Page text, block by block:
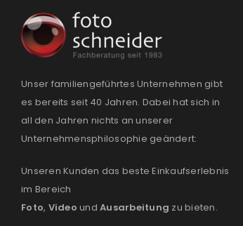
Unser familiengeführtes Unternehmen gibt
es bereits seit 40 Jahren. Dabei hat sich in
all den Jahren nichts an unserer
Unternehmensphilosophie geändert:
Unseren Kunden das beste Einkaufserlebnis
im Bereich
Foto, Video und Ausarbeitung zu bieten.